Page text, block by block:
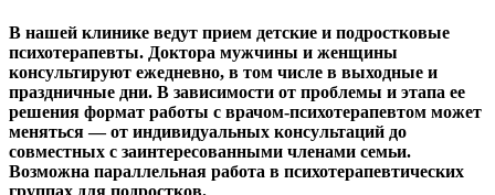
В нашей клинике ведут прием детские и подростковые
психотерапевты. Доктора мужчины и женщины
консультируют ежедневно, в том числе в выходные и
праздничные дни. В зависимости от проблемы и этапа ее
решения формат работы с врачом-психотерапевтом может
меняться — от индивидуальных консультаций до
совместных с заинтересованными членами семьи.
Возможна параллельная работа в психотерапевтических
группах для подростков.